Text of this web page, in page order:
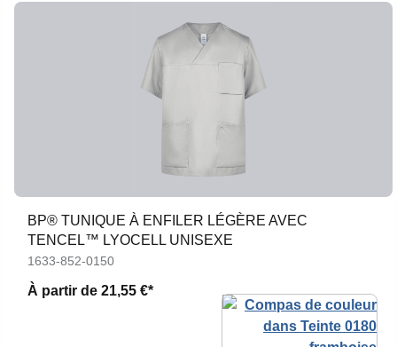
BP® TUNIQUE À ENFILER LÉGÈRE AVEC
TENCEL™ LYOCELL UNISEXE
1633-852-0150
À partir de 21,55 €*